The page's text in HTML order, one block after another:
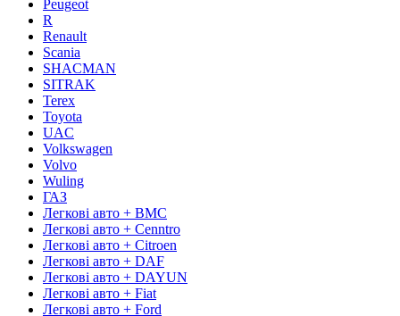
Peugeot
R
Renault
Scania
SHACMAN
SITRAK
Terex
Toyota
UAC
Volkswagen
Volvo
Wuling
ГАЗ
Легкові авто + BMC
Легкові авто + Cenntro
Легкові авто + Citroen
Легкові авто + DAF
Легкові авто + DAYUN
Легкові авто + Fiat
Легкові авто + Ford